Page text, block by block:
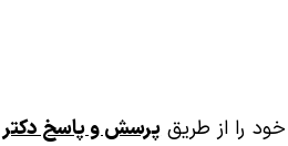
را از طریق پرسش و پاسخ دکتر